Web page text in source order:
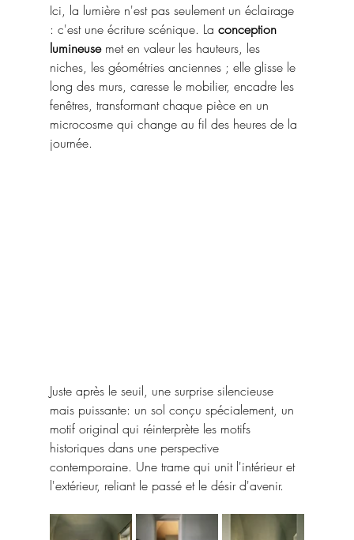
Ici, la lumière n'est pas seulement un éclairage
: c'est une écriture scénique. La conception
lumineuse met en valeur les hauteurs, les
niches, les géométries anciennes ; elle glisse le
long des murs, caresse le mobilier, encadre les
fenêtres, transformant chaque pièce en un
microcosme qui change au fil des heures de la
journée.
Juste après le seuil, une surprise silencieuse
mais puissante: un sol conçu spécialement, un
motif original qui réinterprète les motifs
historiques dans une perspective
contemporaine. Une trame qui unit l'intérieur et
l'extérieur, reliant le passé et le désir d'avenir.